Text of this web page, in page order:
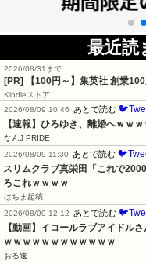
最近読
2026/08/31まで
[PR] 【100円～】集英社 創業
Kindleストア
2026/08/09 10:46
あとで読む
【速報】ひろゆき、離婚へｗｗ
なんJ PRIDE
2026/08/09 11:30
あとで読む
スリムクラブ真栄田「これで
ろこれｗｗｗｗ
はちま起稿
2026/08/09 12:12
あとで読む
【動画】イコールラブアイドル
ｗｗｗｗｗｗｗｗｗｗｗｗ
おる速